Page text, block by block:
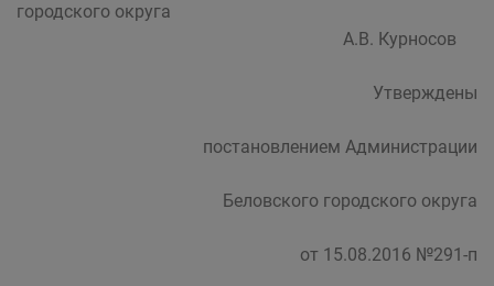
городского округа
А.В. Курносов
Утверждены
постановлением Администрации
Беловского городского округа
от 15.08.2016 №291-п